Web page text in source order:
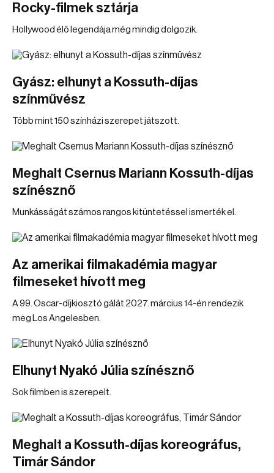
Rocky-filmek sztárja
Hollywood élő legendája még mindig dolgozik.
Gyász: elhunyt a Kossuth-díjas
színművész
Több mint 150 színházi szerepet játszott.
Meghalt Csernus Mariann Kossuth-díjas
színésznő
Munkásságát számos rangos kitüntetéssel ismerték el.
Az amerikai filmakadémia magyar
filmeseket hívott meg
A 99. Oscar-díjkiosztó gálát 2027. március 14-én rendezik
meg Los Angelesben.
Elhunyt Nyakó Júlia színésznő
Sok filmben is szerepelt.
Meghalt a Kossuth-díjas koreográfus,
Timár Sándor